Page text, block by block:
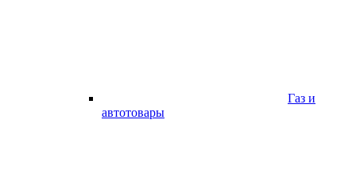
Газ и
автотовары